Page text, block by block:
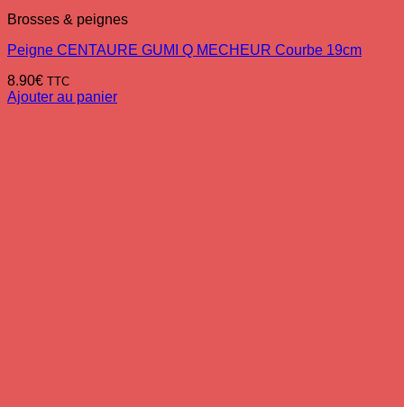
Brosses & peignes
Peigne CENTAURE GUMI Q MECHEUR Courbe 19cm
8.90€ TTC
Ajouter au panier